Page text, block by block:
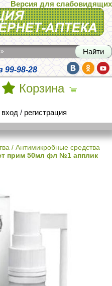
Версия для слабовидящих
99-98-28
Корзина
вход / регистрация
/ Антимикробные средства
прим 50мл фл №1 апплик